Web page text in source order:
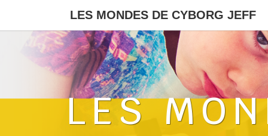
LES MONDES DE CYBORG JEFF
LES